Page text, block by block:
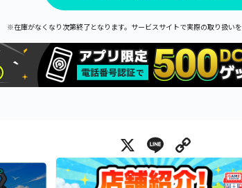
※在庫がなくなり次第終了となります。サービスサイトで実際の取り扱いを
X Line